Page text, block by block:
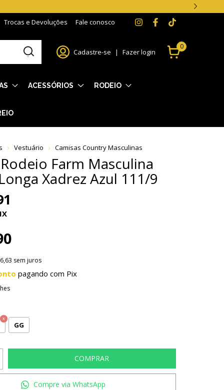
Trocas e Devoluções Fale conosco
Cadastre-se | Fazer login
0
ACESSÓRIOS RODEIO
Vestuário Camisas Country Masculinas
Farm Masculina
Xadrez Azul 111/9
sem juros
pagando com Pix
GG
Compre via WhatsApp